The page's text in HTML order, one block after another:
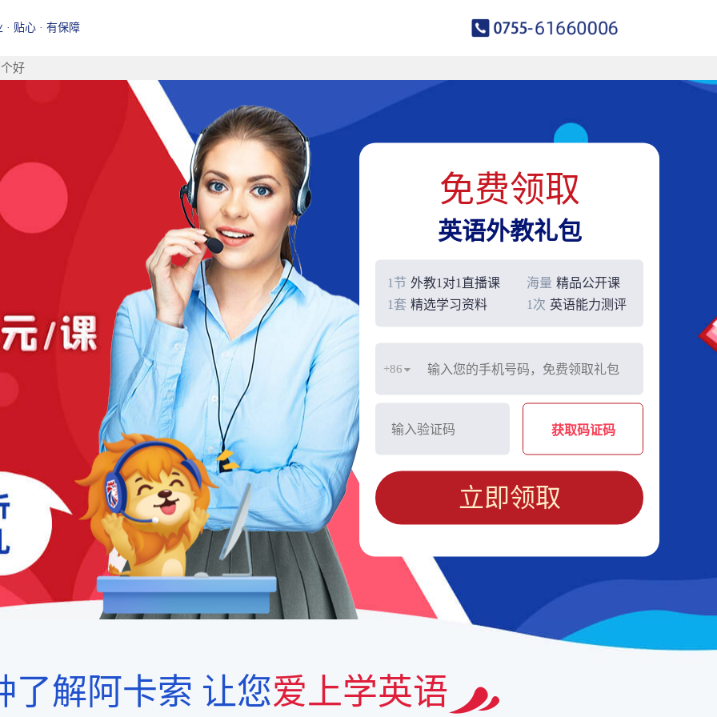
· 贴心 · 有保障
好
免费领取
英语外教礼包
1节 外教1对1直播课 海量 精品公开课
1套 精选学习资料 1次 英语能力测评
+86
获取码证码
立即领取
了解阿卡索 让您爱上学英语